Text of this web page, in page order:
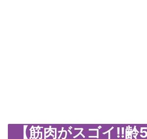
【筋肉がスゴイ!!齢